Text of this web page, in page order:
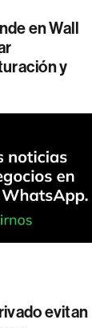
en Wall
y
evitan